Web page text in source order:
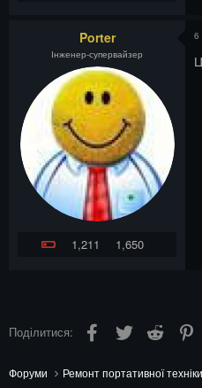
Porter
Інженер-супервайзер
1,211 1,650
6
Поділитися: FacebookTwitter Reddit
Форуми Ремонт портативної техніки